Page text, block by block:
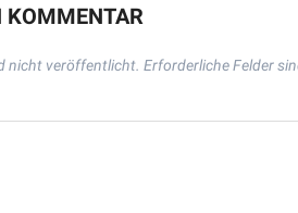
KOMMENTAR
nicht veröffentlicht. Erforderliche Felder